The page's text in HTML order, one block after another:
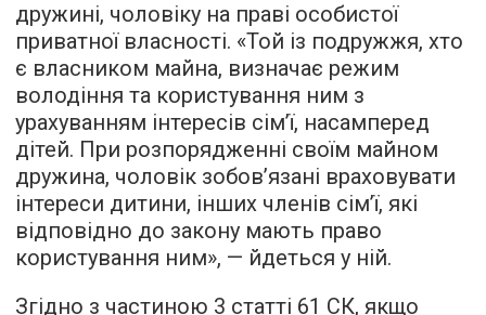
дружині, чоловіку на праві особистої
приватної власності. «Той із подружжя, хто
є власником майна, визначає режим
володіння та користування ним з
урахуванням інтересів сім’ї, насамперед
дітей. При розпорядженні своїм майном
дружина, чоловік зобов’язані враховувати
інтереси дитини, інших членів сім’ї, які
відповідно до закону мають право
користування ним», — йдеться у ній.
Згідно з частиною 3 статті 61 СК, якщо